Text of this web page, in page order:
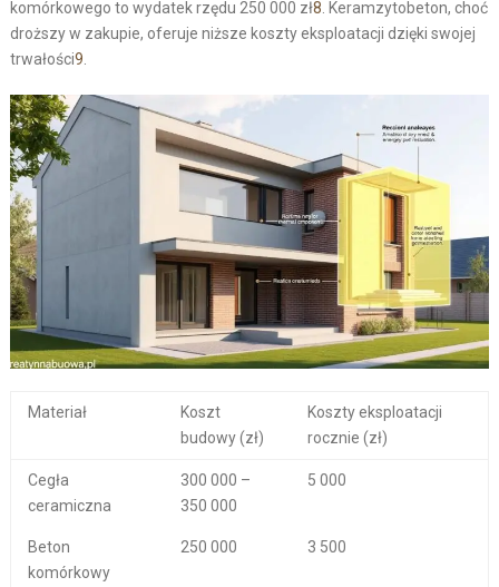
komórkowego to wydatek rzędu 250 000 zł8. Keramzytobeton, choć
droższy w zakupie, oferuje niższe koszty eksploatacji dzięki swojej
trwałości9.
Materiał
Koszt
budowy (zł)
Koszty eksploatacji
rocznie (zł)
Cegła
ceramiczna
300 000 –
350 000
5 000
Beton
komórkowy
250 000 3 500